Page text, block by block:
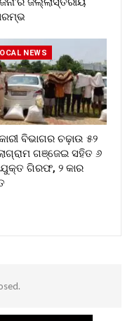
NEWS
ବିଭାଗର ଚଢ଼ାଉ ୫୨
ଗଞ୍ଜେଇ ସହିତ ୬
ଗିରଫ, ୨ କାର